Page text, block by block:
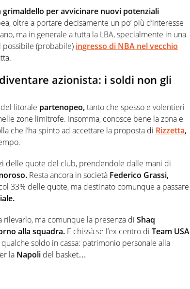
grimaldello per avvicinare nuovi potenziali
oltre a portare decisamente un po’ più d’interesse
ma in generale a tutta la LBA, specialmente in una
possibile (probabile) ingresso di NBA nel vecchio
azionista: i soldi non gli
litorale partenopeo,tanto che spesso e volentieri
zone limitrofe. Insomma, conosce bene la zona e
che l’ha spinto ad accettare la proposta di Rizzetta,
delle quote del club, prendendole dalle mani di
Resta ancora in società Federico Grassi,
33% delle quote, ma destinato comunque a passare
rilevarlo, ma comunque la presenza di Shaq
alla squadra. E chissà se l’ex centro di Team USA
soldo in cassa: patrimonio personale alla
la Napoli del basket…